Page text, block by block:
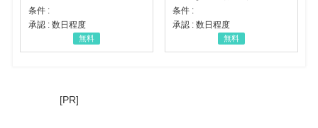
条件 :
承認 : 数日程度
無料
条件 :
承認 : 数日程度
無料
[PR]